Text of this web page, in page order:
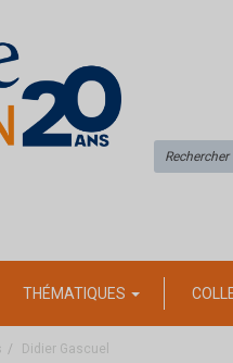
THÉMATIQUES
Didier Gascuel